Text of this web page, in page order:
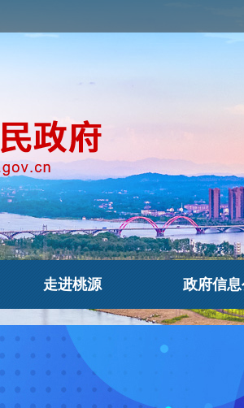
走进桃源 政府信